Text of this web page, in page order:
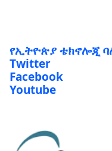
የኢትዮጵያ ቴክኖሎጂ
Twitter
Facebook
Youtube